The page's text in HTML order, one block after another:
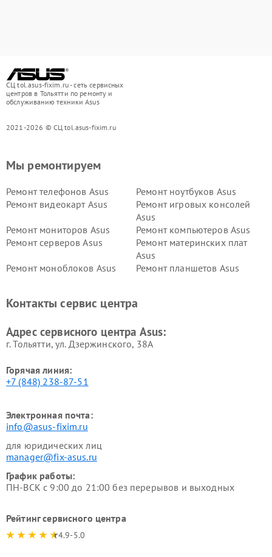
СЦ tol.asus-fixim.ru - сеть сервисных
центров в Тольятти по ремонту и
обслуживанию техники Asus
2021-2026 © СЦ tol.asus-fixim.ru
Мы ремонтируем
Ремонт телефонов Asus
Ремонт ноутбуков Asus
Ремонт видеокарт Asus
Ремонт игровых консолей
Asus
Ремонт мониторов Asus
Ремонт компьютеров Asus
Ремонт серверов Asus
Ремонт материнских плат
Asus
Ремонт моноблоков Asus
Ремонт планшетов Asus
Контакты сервис центра
Адрес сервисного центра Asus:
г. Тольятти, ул. Дзержинского, 38А
Горячая линия:
+7 (848) 238-87-51
Электронная почта:
info@asus-fixim.ru
для юридических лиц
manager@fix-asus.ru
График работы:
ПН-ВСК с 9:00 до 21:00 без перерывов и выходных
Рейтинг сервисного центра
4.9-5.0